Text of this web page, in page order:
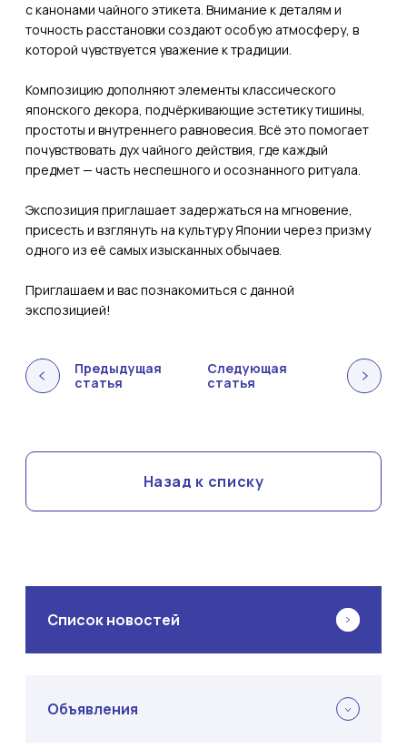
с канонами чайного этикета. Внимание к деталям и
точность расстановки создают особую атмосферу, в
которой чувствуется уважение к традиции.
Композицию дополняют элементы классического
японского декора, подчёркивающие эстетику тишины,
простоты и внутреннего равновесия. Всё это помогает
почувствовать дух чайного действия, где каждый
предмет — часть неспешного и осознанного ритуала.
Экспозиция приглашает задержаться на мгновение,
присесть и взглянуть на культуру Японии через призму
одного из её самых изысканных обычаев.
Приглашаем и вас познакомиться с данной
экспозицией!
Предыдущая
статья
Следующая
статья
Назад к списку
Список новостей
Объявления